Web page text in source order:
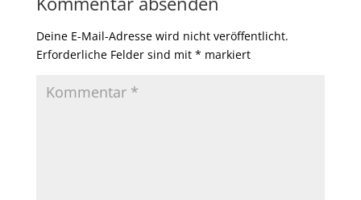
Deine E-Mail-Adresse wird nicht veröffentlicht.
Erforderliche Felder sind mit * markiert